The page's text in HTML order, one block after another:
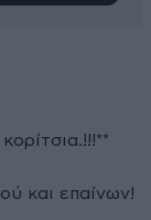
και επαίνων!